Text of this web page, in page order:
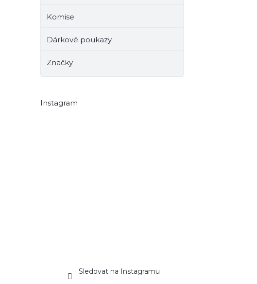
Komise
Dárkové poukazy
Značky
Instagram
Sledovat na Instagramu